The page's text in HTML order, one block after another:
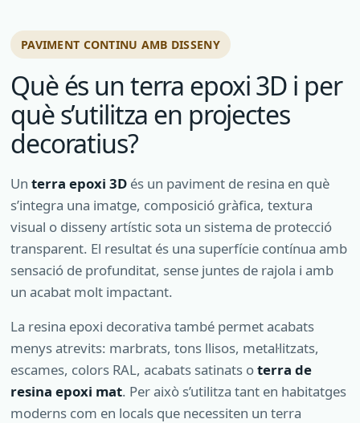
PAVIMENT CONTINU AMB DISSENY
Què és un terra epoxi 3D i per
què s’utilitza en projectes
decoratius?
Un terra epoxi 3D és un paviment de resina en què
s’integra una imatge, composició gràfica, textura
visual o disseny artístic sota un sistema de protecció
transparent. El resultat és una superfície contínua amb
sensació de profunditat, sense juntes de rajola i amb
un acabat molt impactant.
La resina epoxi decorativa també permet acabats
menys atrevits: marbrats, tons llisos, metal·litzats,
escames, colors RAL, acabats satinats oterra de
resina epoxi mat. Per això s’utilitza tant en habitatges
moderns com en locals que necessiten un terra